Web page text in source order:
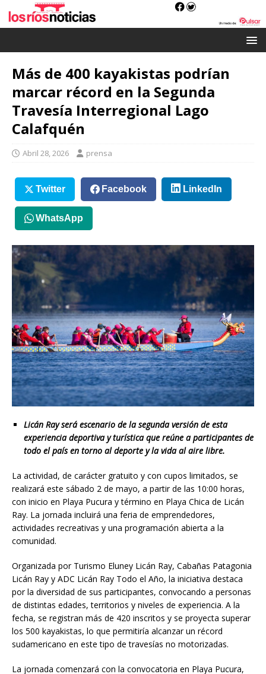
Más de 400 kayakistas podrían
marcar récord en la Segunda
Travesía Interregional Lago
Calafquén
Abril 28, 2026 prensa
Twitter Facebook LinkedIn
WhatsApp
Licán Ray será escenario de la segunda versión de esta
experiencia deportiva y turística que reúne a participantes de
todo el país en torno al deporte y la vida al aire libre.
La actividad, de carácter gratuito y con cupos limitados, se
realizará este sábado 2 de mayo, a partir de las 10:00 horas,
con inicio en Playa Pucura y término en Playa Chica de Licán
Ray. La jornada incluirá una feria de emprendedores,
actividades recreativas y una programación abierta a la
comunidad.
Organizada por Turismo Eluney Licán Ray, Cabañas Patagonia
Licán Ray y ADC Licán Ray Todo el Año, la iniciativa destaca
por la diversidad de sus participantes, convocando a personas
de distintas edades, territorios y niveles de experiencia. A la
fecha, se registran más de 420 inscritos y se proyecta superar
los 500 kayakistas, lo que permitiría alcanzar un récord
sudamericano en este tipo de travesías no motorizadas.
La jornada comenzará con la convocatoria en Playa Pucura,